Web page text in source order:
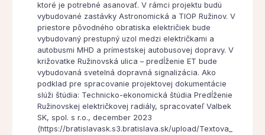
ktoré je potrebné asanovať. V rámci projektu budú
vybudované zastávky Astronomická a TIOP Ružinov. V
priestore pôvodného obratiska električiek bude
vybudovaný prestupný uzol medzi električkami a
autobusmi MHD a prímestskej autobusovej dopravy. V
križovatke Ružinovská ulica – predĺženie ET bude
vybudovaná svetelná dopravná signalizácia. Ako
podklad pre spracovanie projektovej dokumentácie
slúži štúdia: Technicko-ekonomická štúdia Predĺženie
Ružinovskej električkovej radiály, spracovateľ Valbek
SK, spol. s r.o., december 2023
(https://bratislavask.s3.bratislava.sk/upload/Textova_